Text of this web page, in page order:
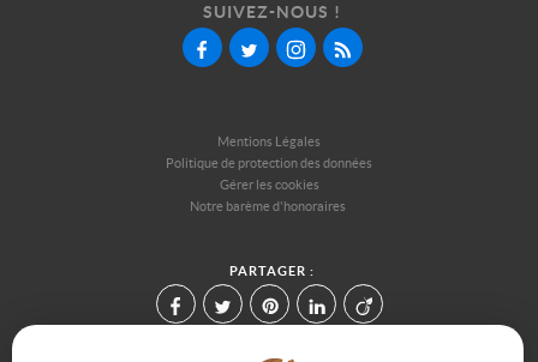
SUIVEZ-NOUS !
Mentions Légales
Politique de protection des données
Gérer les cookies
Notre barème d'honoraires
PARTAGER :